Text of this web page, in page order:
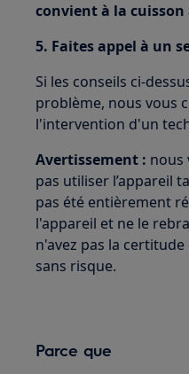
convient à la
5. Faites appel à un
Si les conseils ci-
problème, nous vous
l'intervention d'un
Avertissement : nous
pas utiliser l’appareil
pas été entièrement
l'appareil et ne le
n'avez pas la
sans risque.
Parce que